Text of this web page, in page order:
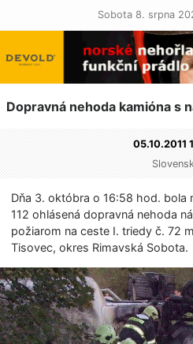
Sobota 8. srpna
Dopravná nehoda kamióna s
05.10.2011
Dňa 3. októbra o 16:58 hod. bola
112 ohlásená dopravná nehoda
požiarom na ceste I. triedy č. 72
Tisovec, okres Rimavská Sobota.